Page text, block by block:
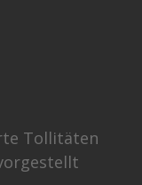
Tollitäten